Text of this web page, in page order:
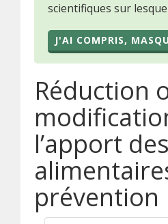
scientifiques sur
J'AI COMPRIS,
Réduction
l’apport
prévention